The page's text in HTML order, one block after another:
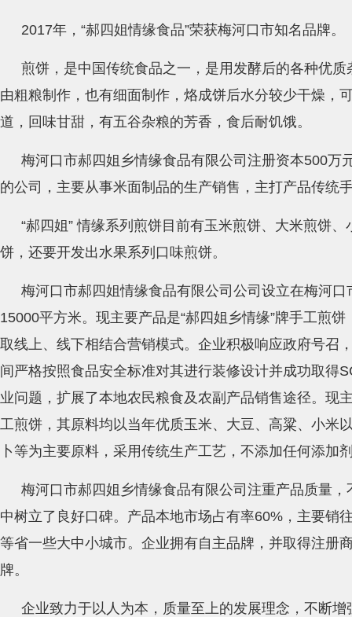
2017年，“郝四姐情缘食品”荣获梅河口市知名品牌。
煎饼，是中国传统食品之一，是用发酵后的各种优
由粗粮制作，也有细面制作，烙成饼后水分较少干燥，
道，回味甘甜，有五谷杂粮的芳香，食后耐饥饿。
梅河口市郝四姐乡情缘食品有限公司注册资本500万
的公司，主要从事米面制品的生产销售，主打产品传统
“郝四姐” 情缘系列煎饼目前有玉米煎饼、大米煎饼
饼，还要开发出水果系列口味煎饼。
梅河口市郝四姐情缘食品有限公司公司设立在梅河
15000平方米。现主要产品是“郝四姐乡情缘”牌手工煎
取线上、线下相结合营销模式。企业积极响应政府号召
间严格按照食品安全标准对其进行装修设计并成功取得
业问题，扩展了本地农民粮食及农副产品销售途径。现
工煎饼，其原料均以当年优质玉米、大豆、高粱、小米
卜等为主要原料，采用传统生产工艺，不添加任何添加
梅河口市郝四姐乡情缘食品有限公司注重产品质量
中树立了良好口碑。产品本地市场占有率60%，主要销
等省一些大中小城市。企业拥有自主品牌，并取得注册
牌。
企业致力于以人为本，质量至上的发展理念，不断